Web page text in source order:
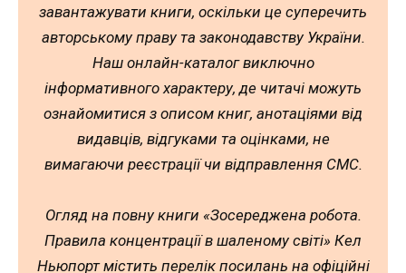
завантажувати книги, оскільки це суперечить
авторському праву та законодавству України.
Наш онлайн-каталог виключно
інформативного характеру, де читачі можуть
ознайомитися з описом книг, анотаціями від
видавців, відгуками та оцінками, не
вимагаючи реєстрації чи відправлення СМС.
Огляд на повну книги «Зосереджена робота.
Правила концентрації в шаленому світі» Кел
Ньюпорт містить перелік посилань на офіційні